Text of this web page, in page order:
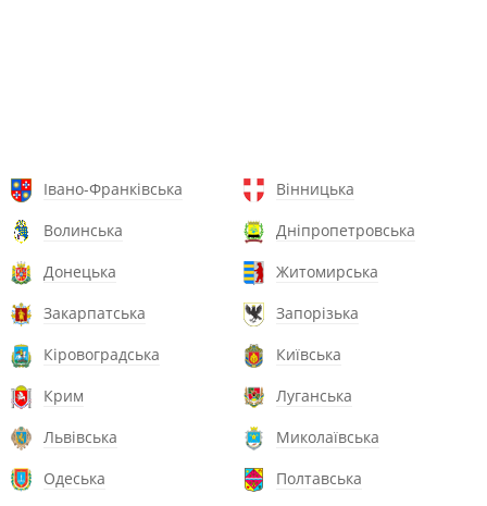
Івано-Франківська
Вінницька
Волинська
Дніпропетровська
Донецька
Житомирська
Закарпатська
Запорізька
Кіровоградська
Київська
Крим
Луганська
Львівська
Миколаївська
Одеська
Полтавська